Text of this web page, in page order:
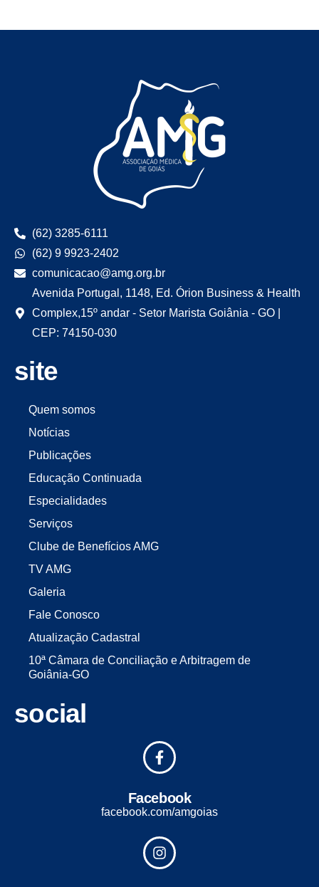
(62) 3285-6111
(62) 9 9923-2402
comunicacao@amg.org.br
Avenida Portugal, 1148, Ed. Órion Business & Health
Complex,15º andar - Setor Marista Goiânia - GO |
CEP: 74150-030
site
Quem somos
Notícias
Publicações
Educação Continuada
Especialidades
Serviços
Clube de Benefícios AMG
TV AMG
Galeria
Fale Conosco
Atualização Cadastral
10ª Câmara de Conciliação e Arbitragem de
Goiânia-GO
social
Facebook
facebook.com/amgoias